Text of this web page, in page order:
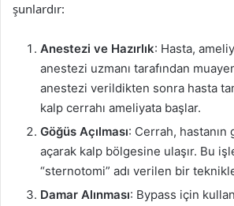
şunlardır:
Anestezi ve Hazırlık: Hasta,
anestezi uzmanı tarafından
anestezi verildikten sonra hasta
kalp cerrahı ameliyata başlar.
Göğüs Açılması: Cerrah,
açarak kalp bölgesine ulaşır. Bu
“sternotomi” adı verilen bir teknikle
Damar Alınması: Bypass için